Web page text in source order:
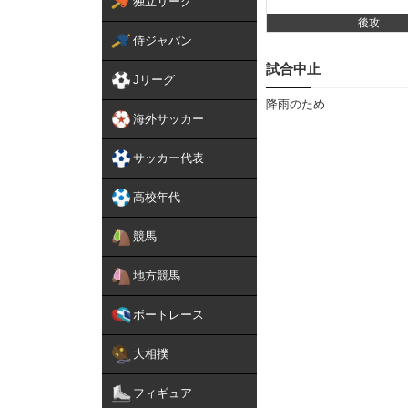
侍ジャパン
Jリーグ
海外サッカー
サッカー代表
高校年代
競馬
地方競馬
ボートレース
大相撲
フィギュア
後攻
試合中止
降雨のため